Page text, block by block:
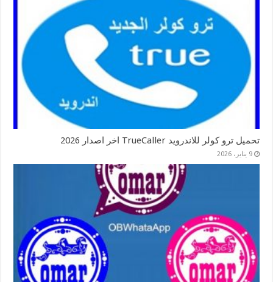
تحميل ترو كولر للاندرويد TrueCaller اخر اصدار 2026
9 يناير، 2026